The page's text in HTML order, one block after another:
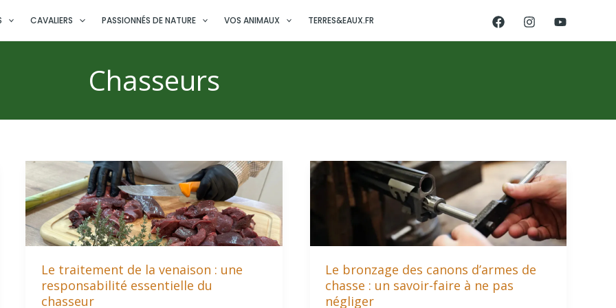
CAVALIERS PASSIONNÉS DE NATURE VOS ANIMAUX TERRES&EAUX.FR
Chasseurs
Le traitement de la venaison : une
responsabilité essentielle du
chasseur
Le bronzage des canons d’armes de
chasse : un savoir-faire à ne pas
négliger